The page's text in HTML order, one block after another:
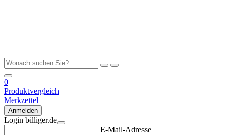
0
Produktvergleich
Merkzettel
Anmelden
Login billiger.de
E-Mail-Adresse